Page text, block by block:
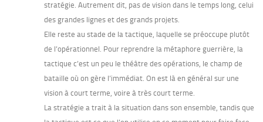
stratégie. Autrement dit, pas de vision dans le temps long, celui
des grandes lignes et des grands projets.
Elle reste au stade de la tactique, laquelle se préoccupe plutôt
de l’opérationnel. Pour reprendre la métaphore guerrière, la
tactique c’est un peu le théâtre des opérations, le champ de
bataille où on gère l’immédiat. On est là en général sur une
vision à court terme, voire à très court terme.
La stratégie a trait à la situation dans son ensemble, tandis que